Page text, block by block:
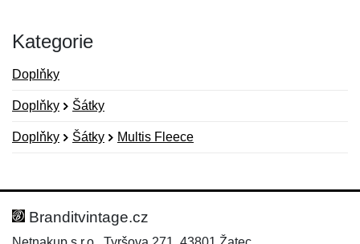
Kategorie
Doplňky
Doplňky Šátky
Doplňky Šátky Multis Fleece
Hodnocení:
Jméno:
Branditvintage.cz